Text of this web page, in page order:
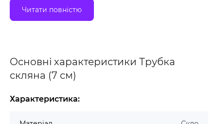
нагрівання та механічних пошкоджень.
Дизайн:
Зручний гріндер, ідеальний для подрібнення
сумішей, що спрощує підготовку.
Компактний і зручний формат для використання
Кольорова палітра:
Читати повністю
Основні характеристики Трубка
скляна (7 см)
Характеристика: